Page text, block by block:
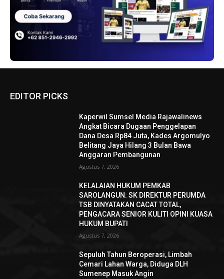
EDITOR PICKS
Kaperwil Sumsel Media Rajawalinews
Angkat Bicara Dugaan Penggelapan
Dana Desa Rp84 Juta, Kades Argomulyo
Belitang Jaya Hilang 3 Bulan Bawa
Anggaran Pembangunan
Agustus 7, 2026
KELALAIAN HUKUM PEMKAB
SAROLANGUN: SK DIREKTUR PERUMDA
TSB DINYATAKAN CACAT TOTAL,
PENGACARA SENIOR KULITI OPINI KUASA
HUKUM BUPATI
Agustus 7, 2026
Sepuluh Tahun Beroperasi, Limbah
Cemari Lahan Warga, Diduga DLH
Sumenep Masuk Angin